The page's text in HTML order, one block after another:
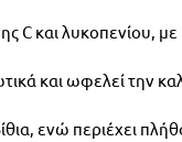
C και λυκοπενίου,
και ωφελεί την
ενώ περιέχει